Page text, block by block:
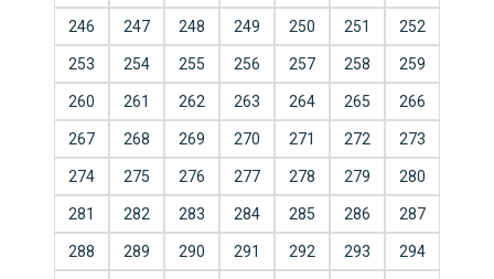
246 247 248 249 250 251 252
253 254 255 256 257 258 259
260 261 262 263 264 265 266
267 268 269 270 271 272 273
274 275 276 277 278 279 280
281 282 283 284 285 286 287
288 289 290 291 292 293 294